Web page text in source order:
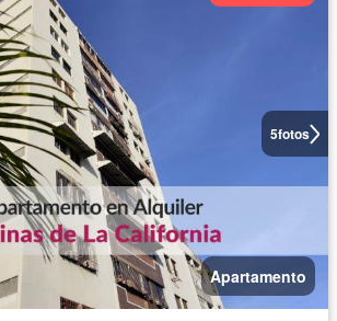
5fotos
Apartamento